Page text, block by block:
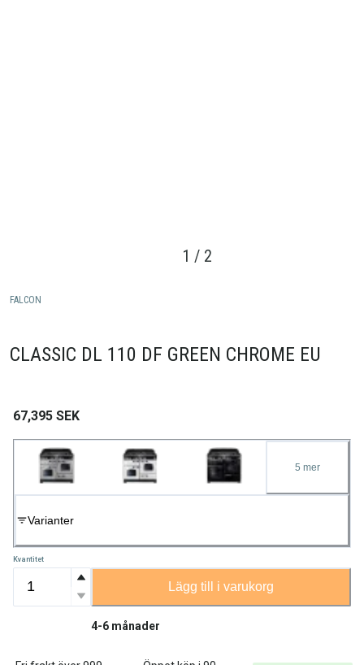
1 / 2
FALCON
CLASSIC DL 110 DF GREEN CHROME EU
67,395 SEK
5 mer
Varianter
Kvantitet
Lägg till i varukorg
4-6 månader